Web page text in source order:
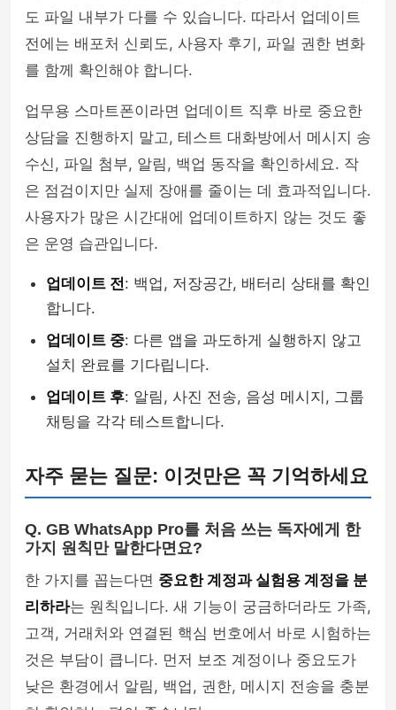
도 파일 내부가 다를 수 있습니다. 따라서 업데이트
전에는 배포처 신뢰도, 사용자 후기, 파일 권한 변화
를 함께 확인해야 합니다.
업무용 스마트폰이라면 업데이트 직후 바로 중요한
상담을 진행하지 말고, 테스트 대화방에서 메시지 송
수신, 파일 첨부, 알림, 백업 동작을 확인하세요. 작
은 점검이지만 실제 장애를 줄이는 데 효과적입니다.
사용자가 많은 시간대에 업데이트하지 않는 것도 좋
은 운영 습관입니다.
업데이트 전: 백업, 저장공간, 배터리 상태를 확인
합니다.
업데이트 중: 다른 앱을 과도하게 실행하지 않고
설치 완료를 기다립니다.
업데이트 후: 알림, 사진 전송, 음성 메시지, 그룹
채팅을 각각 테스트합니다.
자주 묻는 질문: 이것만은 꼭 기억하세요
Q. GB WhatsApp Pro를 처음 쓰는 독자에게 한
가지 원칙만 말한다면요?
한 가지를 꼽는다면 중요한 계정과 실험용 계정을 분
리하라는 원칙입니다. 새 기능이 궁금하더라도 가족,
고객, 거래처와 연결된 핵심 번호에서 바로 시험하는
것은 부담이 큽니다. 먼저 보조 계정이나 중요도가
낮은 환경에서 알림, 백업, 권한, 메시지 전송을 충분